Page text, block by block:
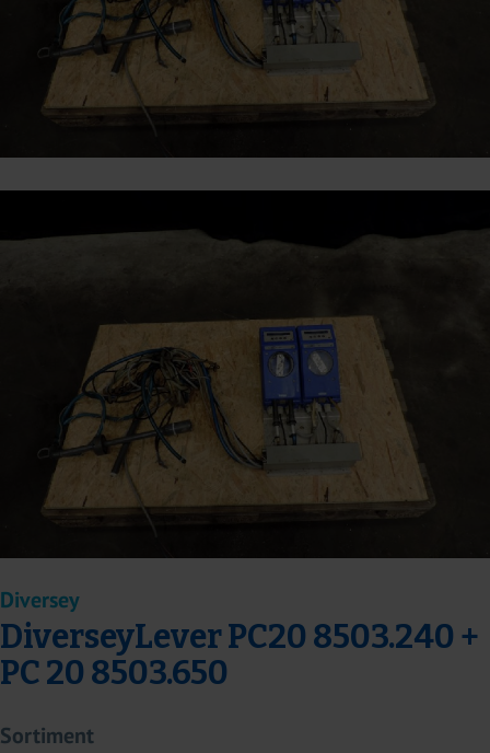
Diversey
DiverseyLever PC20 8503.240 +
PC 20 8503.650
Sortiment